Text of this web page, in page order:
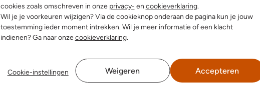
cookies zoals omschreven in onze privacy- en cookieverklaring.
Wil je je voorkeuren wijzigen? Via de cookieknop onderaan de pagina kun je jouw
toestemming ieder moment intrekken. Wil je meer informatie of een klacht
indienen? Ga naar onzecookieverklaring.
Cookie-instellingen Weigeren Accepteren